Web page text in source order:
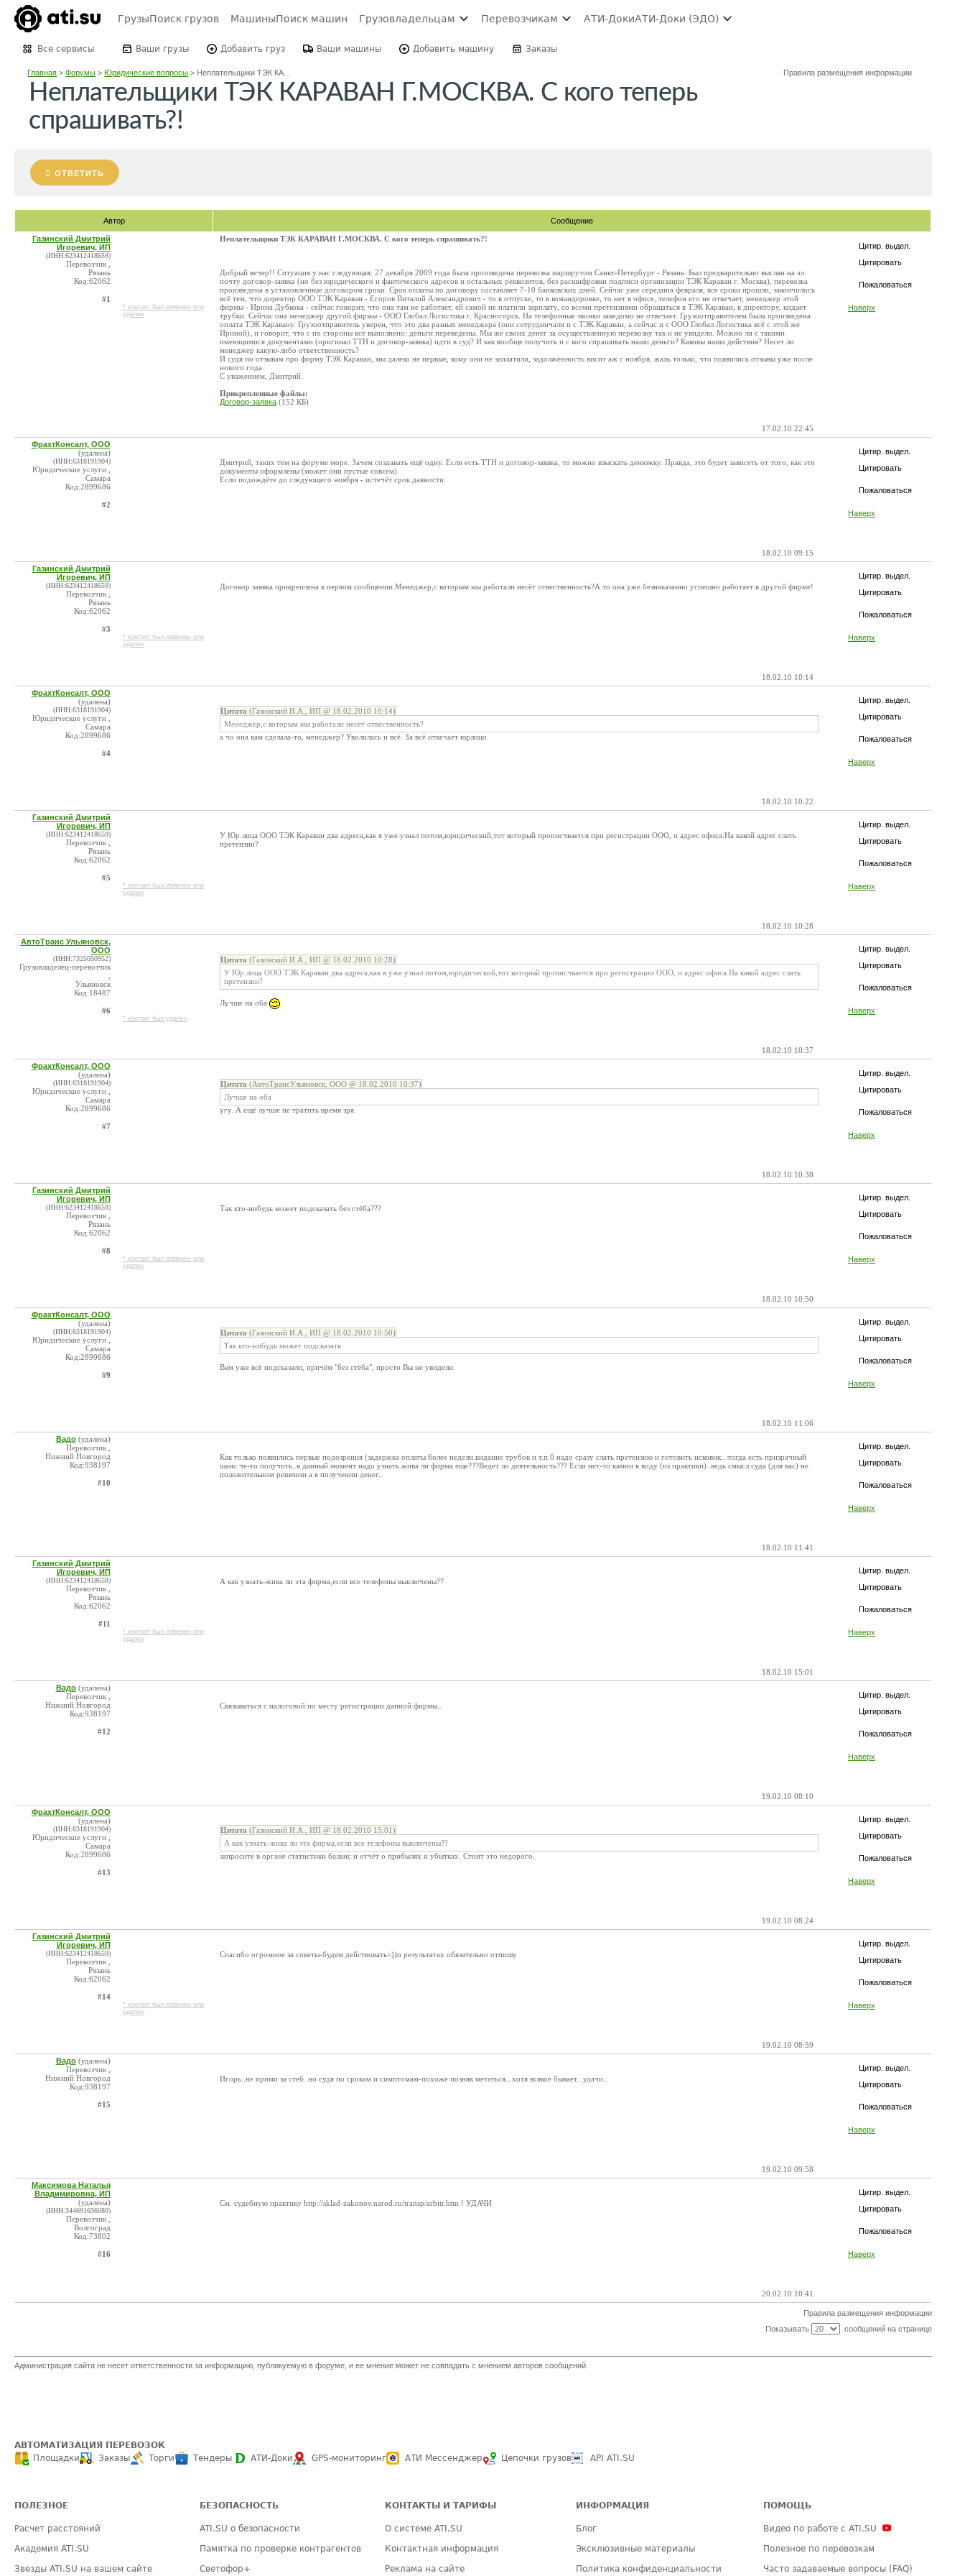
ГрузыПоиск грузов МашиныПоиск машин Грузовладельцам Перевозчикам АТИ-ДокиАТИ-Доки (ЭДО)
Все сервисы Ваши грузы Добавить груз Ваши машины Добавить машину Заказы
Главная >Форумы >Юридические вопросы > Неплательщики ТЭК КА... Правила размещения информации
Неплательщики ТЭК КАРАВАН Г.МОСКВА. С кого теперь
спрашивать?!
ОТВЕТИТЬ
Автор Сообщение
Цитир. выдел.
Цитировать
Пожаловаться
Наверх
Газинский Дмитрий
Игоревич, ИП
(ИНН:623412418659)
Перевозчик ,
Рязань
Код:62062
#1
* контакт был изменен или
удален
Неплательщики ТЭК КАРАВАН Г.МОСКВА. С кого теперь спрашивать?!
Добрый вечер!! Ситуация у нас следующая: 27 декабря 2009 года была произведена перевозка маршрутом Санкт-Петербург - Рязань. Был предварительно выслан на эл.
почту договор-заявка (но без юридического и фактического адресов и остальных реквизитов, без расшифровки подписи организации ТЭК Караван г. Москва), перевозка
произведена в установленные договором сроки. Срок оплаты по договору составляет 7-10 банковских дней. Сейчас уже середина февраля, все сроки прошли, закончилось
всё тем, что директор ООО ТЭК Караван - Егоров Виталий Александрович - то в отпуске, то в командировке, то нет в офисе, телефон его не отвечает, менеджер этой
фирмы - Ирина Дубкова - сейчас говорит, что она там не работает, ей самой не платили зарплату, со всеми претензиями обращаться в ТЭК Караван, к директору, кидает
трубки. Сейчас она менеджер другой фирмы - ООО Глобал Логистика г. Красногорск. На телефонные звонки заведомо не отвечает. Грузоотправителем была произведена
оплата ТЭК Каравану. Грузоотправитель уверен, что это два разных менеджера (они сотрудничали и с ТЭК Караван, а сейчас и с ООО Глобал Логистика всё с этой же
Ириной), и говорит, что с их стороны всё выполнено: деньги переведены. Мы же своих денег за осуществленную перевозку так и не увидели. Можно ли с такими
имеющимися документами (оригинал ТТН и договор-заявка) идти в суд? И как вообще получить и с кого спрашивать наши деньги? Каковы наши действия? Несет ли
менеджер какую-либо ответственность?
И судя по отзывам про фирму ТЭК Караван, мы далеко не первые, кому они не заплатили, задолженность висит аж с ноября, жаль только, что появились отзывы уже после
нового года.
С уважением, Дмитрий.
Прикрепленные файлы:
Договор-заявка (152 КБ)
17.02.10 22:45
Цитир. выдел.
Цитировать
Пожаловаться
Наверх
ФрахтКонсалт, ООО
(удалена)
(ИНН:6318191904)
Юридические услуги ,
Самара
Код:2899686
#2
Дмитрий, таких тем на форуме море. Зачем создавать ещё одну. Если есть ТТН и договор-заявка, то можно взыскать денюжку. Правда, это будет зависеть от того, как эти
документы оформлены (может они пустые совсем).
Если подождёте до следующего ноября - истечёт срок давности.
18.02.10 09:15
Цитир. выдел.
Цитировать
Пожаловаться
Наверх
Газинский Дмитрий
Игоревич, ИП
(ИНН:623412418659)
Перевозчик ,
Рязань
Код:62062
#3
* контакт был изменен или
удален
Договор заявка прикреплена в первом сообщении.Менеджер,с которым мы работали несёт отвественность?А то она уже безнаказанно успешно работает в другой фирме!
18.02.10 10:14
Цитир. выдел.
Цитировать
Пожаловаться
Наверх
ФрахтКонсалт, ООО
(удалена)
(ИНН:6318191904)
Юридические услуги ,
Самара
Код:2899686
#4
Цитата (Газинский И.А., ИП @ 18.02.2010 10:14)
Менеджер,с которым мы работали несёт отвественность?
а чо она вам сделала-то, менеджер? Уволилась и всё. За всё отвечает юрлицо.
18.02.10 10:22
Цитир. выдел.
Цитировать
Пожаловаться
Наверх
Газинский Дмитрий
Игоревич, ИП
(ИНН:623412418659)
Перевозчик ,
Рязань
Код:62062
#5
* контакт был изменен или
удален
У Юр.лица ООО ТЭК Караван два адреса,как я уже узнал потом,юридический,тот который прописчвается при регистрации ООО, и адрес офиса.На какой адрес слать
претензии?
18.02.10 10:28
Цитир. выдел.
Цитировать
Пожаловаться
Наверх
АвтоТранс Ульяновск,
ООО
(ИНН:7325050952)
Грузовладелец-перевозчик
Ульяновск
Код:18487
#6
* контакт был удален
Цитата (Газинский И.А., ИП @ 18.02.2010 10:28)
У Юр.лица ООО ТЭК Караван два адреса,как я уже узнал потом,юридический,тот который прописчвается при регистрации ООО, и адрес офиса.На какой адрес слать
претензии?
Лучше на оба
18.02.10 10:37
Цитир. выдел.
Цитировать
Пожаловаться
Наверх
ФрахтКонсалт, ООО
(удалена)
(ИНН:6318191904)
Юридические услуги ,
Самара
Код:2899686
#7
Цитата (АвтоТрансУльяновск, ООО @ 18.02.2010 10:37)
Лучше на оба
угу. А ещё лучше не тратить время зря.
18.02.10 10:38
Цитир. выдел.
Цитировать
Пожаловаться
Наверх
Газинский Дмитрий
Игоревич, ИП
(ИНН:623412418659)
Перевозчик ,
Рязань
Код:62062
#8
* контакт был изменен или
удален
Так кто-нибудь может подсказать без стёба???
18.02.10 10:50
Цитир. выдел.
Цитировать
Пожаловаться
Наверх
ФрахтКонсалт, ООО
(удалена)
(ИНН:6318191904)
Юридические услуги ,
Самара
Код:2899686
#9
Цитата (Газинский И.А., ИП @ 18.02.2010 10:50)
Так кто-нибудь может подсказать
Вам уже всё подсказали, причём "без стёба", просто Вы не увидели.
18.02.10 11:06
Цитир. выдел.
Цитировать
Пожаловаться
Наверх
Вадо (удалена)
Перевозчик ,
Нижний Новгород
Код:938197
#10
Как только появились первые подозрения (задержка оплаты более недели.кидание трубок и т.п.0 надо сразу слать претензию и готовить исковик...тогда есть призрачный
шанс че-то получить..в данный момент надо узнать жива ли фирма еще???Ведет ли деятельность??? Если нет-то камни в воду (из практики)..ведь смысл суда (для вас) не
положительном решении а в получении денег..
18.02.10 11:41
Цитир. выдел.
Цитировать
Пожаловаться
Наверх
Газинский Дмитрий
Игоревич, ИП
(ИНН:623412418659)
Перевозчик ,
Рязань
Код:62062
#11
* контакт был изменен или
удален
А как узнать-жива ли эта фирма,если все телефоны выключены??
18.02.10 15:01
Цитир. выдел.
Цитировать
Пожаловаться
Наверх
Вадо (удалена)
Перевозчик ,
Нижний Новгород
Код:938197
#12
Связываться с налоговой по месту регистрации данной фирмы..
19.02.10 08:10
Цитир. выдел.
Цитировать
Пожаловаться
Наверх
ФрахтКонсалт, ООО
(удалена)
(ИНН:6318191904)
Юридические услуги ,
Самара
Код:2899686
#13
Цитата (Газинский И.А., ИП @ 18.02.2010 15:01)
А как узнать-жива ли эта фирма,если все телефоны выключены??
запросите в органе статистики баланс и отчёт о прибылях и убытках. Стоит это недорого.
19.02.10 08:24
Цитир. выдел.
Цитировать
Пожаловаться
Наверх
Газинский Дмитрий
Игоревич, ИП
(ИНН:623412418659)
Перевозчик ,
Рязань
Код:62062
#14
* контакт был изменен или
удален
Спасибо огромное за советы-будем действовать=))о результатах обязательно отпишу
19.02.10 08:59
Цитир. выдел.
Цитировать
Пожаловаться
Наверх
Вадо (удалена)
Перевозчик ,
Нижний Новгород
Код:938197
#15
Игорь..не прими за стеб..но судя по срокам и симптомам-похоже позняк метаться...хотя всякое бывает...удачи..
19.02.10 09:58
Цитир. выдел.
Цитировать
Пожаловаться
Наверх
Максимова Наталья
Владимировна, ИП
(удалена)
(ИНН:344691636080)
Перевозчик ,
Волгоград
Код:73802
#16
См. судебную практику http://sklad-zakonov.narod.ru/transp/arbitr.htm ! УДАЧИ
20.02.10 10:41
Правила размещения информации
Показывать
сообщений на странице
Администрация сайта не несет ответственности за информацию, публикуемую в форуме, и ее мнение может не совпадать с мнением авторов сообщений.
АВТОМАТИЗАЦИЯ ПЕРЕВОЗОК
Площадки
Заказы Торги Тендеры АТИ-Доки GPS-мониторинг АТИ Мессенджер Цепочки грузов API ATI.SU
ПОЛЕЗНОЕ
Расчет расстояний
Академия ATI.SU
Звезды ATI.SU на вашем сайте
БЕЗОПАСНОСТЬ
ATI.SU о безопасности
Памятка по проверке контрагентов
Светофор+
КОНТАКТЫ И ТАРИФЫ
О системе ATI.SU
Контактная информация
Реклама на сайте
ИНФОРМАЦИЯ
Блог
Эксклюзивные материалы
Политика конфиденциальности
ПОМОЩЬ
Видео по работе с ATI.SU
Полезное по перевозкам
Часто задаваемые вопросы (FAQ)